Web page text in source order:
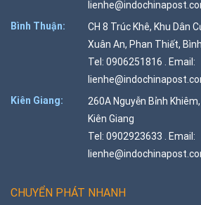
Bình Thuận:
CH 8 Trúc Khê, Khu Dân
Xuân An, Phan Thiết,
Tel: 0906251816 . Email:
Kiên Giang:
260A Nguyễn Bỉnh
Kiên Giang
Tel: 0902923633 . Email:
CHUYỂN PHÁT NHANH